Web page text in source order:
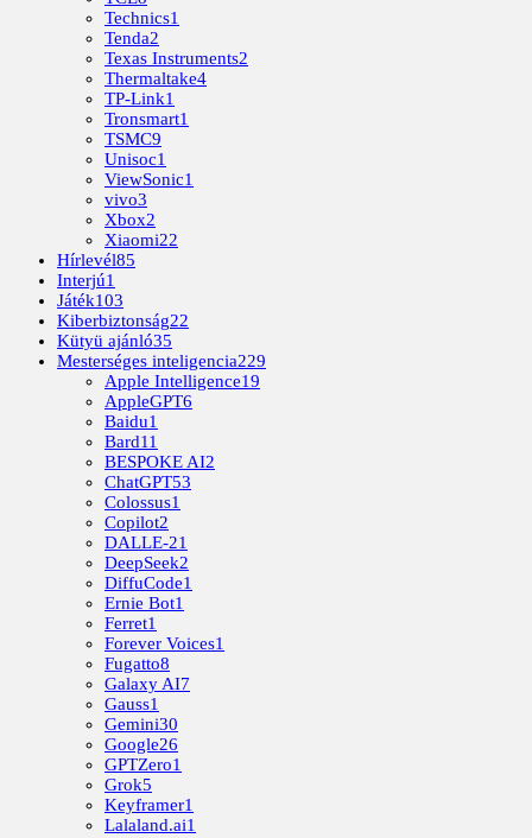
Technics1
Tenda2
Texas Instruments2
Thermaltake4
TP-Link1
Tronsmart1
TSMC9
Unisoc1
ViewSonic1
vivo3
Xbox2
Xiaomi22
Hírlevél85
Interjú1
Játék103
Kiberbiztonság22
Kütyü ajánló35
Mesterséges inteligencia229
Apple Intelligence19
AppleGPT6
Baidu1
Bard11
BESPOKE AI2
ChatGPT53
Colossus1
Copilot2
DALLE-21
DeepSeek2
DiffuCode1
Ernie Bot1
Ferret1
Forever Voices1
Fugatto8
Galaxy AI7
Gauss1
Gemini30
Google26
GPTZero1
Grok5
Keyframer1
Lalaland.ai1